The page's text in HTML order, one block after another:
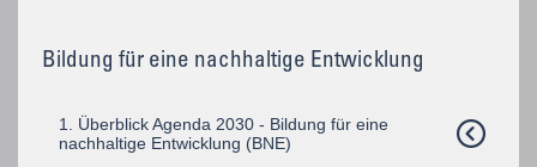
Bildung für eine nachhaltige Entwicklung
1. Überblick Agenda 2030 - Bildung für eine
nachhaltige Entwicklung (BNE)